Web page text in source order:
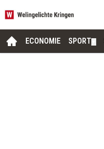
ECONOMIE SPORT